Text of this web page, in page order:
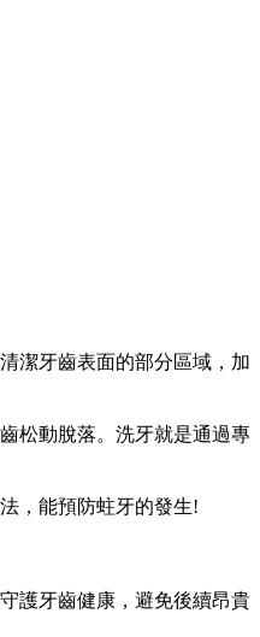
潔牙齒表面的部分區域，加
松動脫落。洗牙就是通過專
，能預防蛀牙的發生!
護牙齒健康，避免後續昂貴